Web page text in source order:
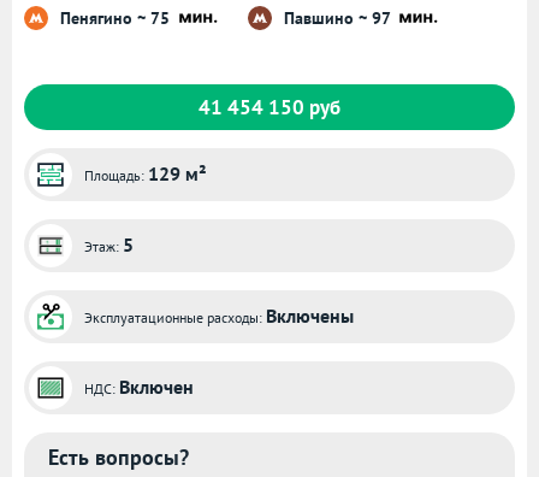
Пенягино ~ 75 Павшино ~ 97
41 454 150 руб
Площадь: 129 м²
Этаж: 5
Эксплуатационные расходы: Включены
НДС: Включен
Есть вопросы?